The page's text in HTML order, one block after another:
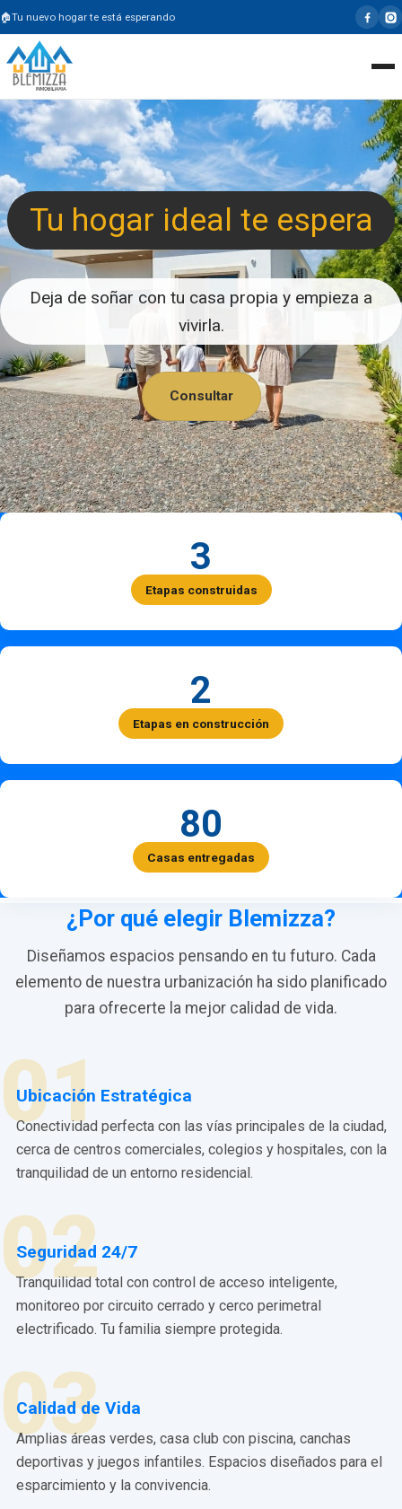
Tu nuevo hogar te está esperando
Tu hogar ideal te espera
Deja de soñar con tu casa propia y empieza a
vivirla.
Consultar
3
Etapas construidas
2
Etapas en construcción
80
Casas entregadas
¿Por qué elegir Blemizza?
Diseñamos espacios pensando en tu futuro. Cada
elemento de nuestra urbanización ha sido planificado
para ofrecerte la mejor calidad de vida.
01
Ubicación Estratégica
Conectividad perfecta con las vías principales de la ciudad,
cerca de centros comerciales, colegios y hospitales, con la
tranquilidad de un entorno residencial.
02
Seguridad 24/7
Tranquilidad total con control de acceso inteligente,
monitoreo por circuito cerrado y cerco perimetral
electrificado. Tu familia siempre protegida.
03
Calidad de Vida
Amplias áreas verdes, casa club con piscina, canchas
deportivas y juegos infantiles. Espacios diseñados para el
esparcimiento y la convivencia.